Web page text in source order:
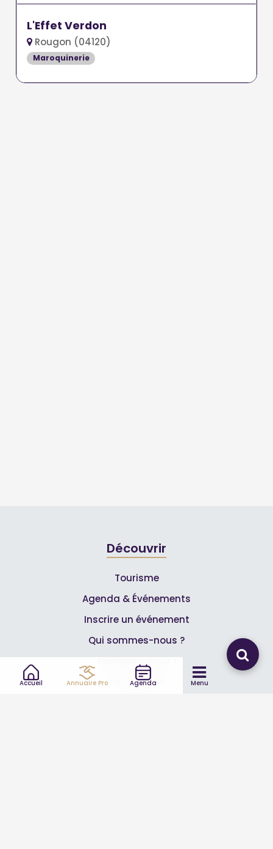
Accueil Annuaire Pro Agenda Menu
L'Effet Verdon
Rougon (04120)
Maroquinerie
Découvrir
Tourisme
Agenda & Événements
Inscrire un événement
Qui sommes-nous ?
Rejoignez-nous !
Partenaires